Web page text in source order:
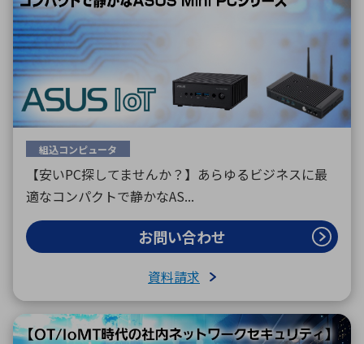
組込コンピュータ
【安いPC探してませんか？】あらゆるビジネスに最
適なコンパクトで静かなAS...
お問い合わせ
資料請求